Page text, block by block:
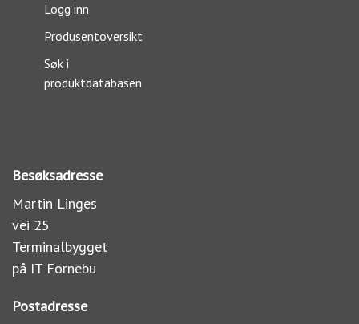
Logg inn
Produsentoversikt
Søk i
produktdatabasen
Besøksadresse
Martin Linges
vei 25
Terminalbygget
på IT Fornebu
Postadresse